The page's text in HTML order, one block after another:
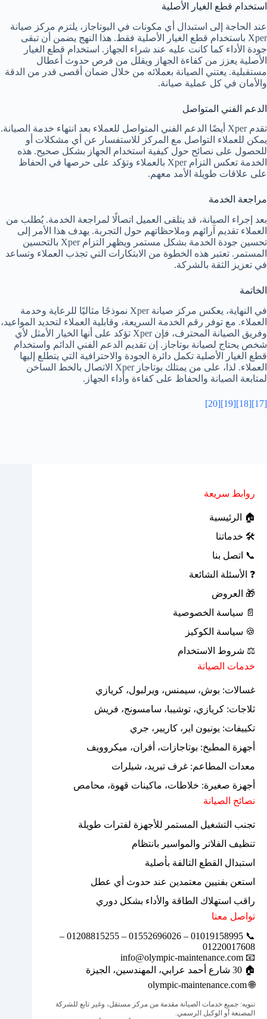
استخدام قطع الغيار الأصلية
عند الحاجة إلى استبدال أي مكونات في البوتاجاز، يلتزم مركز صيانة
Xper باستخدام قطع الغيار الأصلية فقط. هذا النهج يضمن أن تبقى
جودة الأداء كما كانت عليه عند شراء الجهاز. استخدام قطع الغيار
الأصلية يعزز من كفاءة الجهاز ويقلل من فرص حدوث أعطال
مستقبلية. يعتني الصيانة بعملائه من خلال ضمان أقصى قدر من الدقة
والأمان في كل عملية صيانة.
الدعم الفني المتواصل
تقدم Xper أيضًا الدعم الفني المتواصل للعملاء بعد انتهاء خدمة الصيانة.
يمكن للعملاء التواصل مع المركز للاستفسار عن أي مشكلات أو
للحصول على نصائح حول كيفية استخدام الجهاز بشكل صحيح. هذه
الخدمة تعكس التزام Xper بالعملاء وتؤكد على حرصها في الحفاظ
على علاقات طويلة الأمد معهم.
مراجعة الخدمة
بعد إجراء الصيانة، قد يتلقى العميل اتصالًا لمراجعة الخدمة. يُطلب من
العملاء تقديم آرائهم وملاحظاتهم حول التجربة. يهدف هذا الأمر إلى
تحسين جودة الخدمة بشكل مستمر ويظهر التزام Xper بالتحسين
المستمر. تعتبر هذه الخطوة من الابتكارات التي تجذب العملاء وتساعد
في تعزيز الثقة بالشركة.
الخاتمة
في النهاية، يعكس مركز صيانة Xper نموذجًا مثاليًا للرعاية وخدمة
العملاء. مع توفر رقم الخدمة السريعة، وقابلية العملاء لتحديد المواعيد،
وفريق الصيانة المحترف، فإن Xper تؤكد على أنها الخيار الأمثل لأي
شخص يحتاج لصيانة بوتاجاز. إن تقديم الدعم الفني الدائم واستخدام
قطع الغيار الأصلية تكمل دائرة الجودة والاحترافية التي يتطلع إليها
العملاء. لذا، على من يمتلك بوتاجاز Xper الاتصال بالخط الساخن
لمتابعة الصيانة والحفاظ على كفاءة وأداء الجهاز.
[17]
[18]
[19]
[20]
روابط سريعة
🏠 الرئيسية
🛠 خدماتنا
📞 اتصل بنا
❓ الأسئلة الشائعة
🎁 العروض
📄 سياسة الخصوصية
🍪 سياسة الكوكيز
⚖ شروط الاستخدام
خدمات الصيانة
غسالات: بوش، سيمنس، ويرلبول، كريازي
ثلاجات: كريازي، توشيبا، سامسونج، فريش
تكييفات: يونيون اير، كاريير، جري
أجهزة المطبخ: بوتاجازات، أفران، ميكروويف
معدات المطاعم: غرف تبريد، شيلرات
أجهزة صغيرة: خلاطات، ماكينات قهوة، محامص
نصائح الصيانة
تجنب التشغيل المستمر للأجهزة لفترات طويلة
تنظيف الفلاتر والمواسير بانتظام
استبدال القطع التالفة بأصلية
استعن بفنيين معتمدين عند حدوث أي عطل
راقب استهلاك الطاقة والأداء بشكل دوري
تواصل معنا
📞 01019158995 – 01552696026 – 01208815255 –
01220017608
📧 info@olympic-maintenance.com
🏠 30 شارع أحمد عرابي، المهندسين، الجيزة
🌐
olympic-maintenance.com
تنويه: جميع خدمات الصيانة مقدمة من مركز مستقل، وغير تابع للشركة
المصنعة أو الوكيل الرسمي.